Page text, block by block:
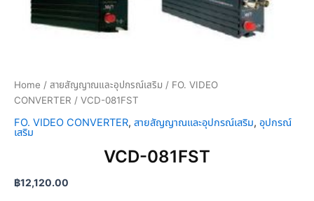
Home / สายสัญญาณและอุปกรณ์เสริม / FO. VIDEO
CONVERTER / VCD-081FST
FO. VIDEO CONVERTER, สายสัญญาณและอุปกรณ์เสริม, อุปกรณ์
เสริม
VCD-081FST
฿12,120.00
a
n
i
t